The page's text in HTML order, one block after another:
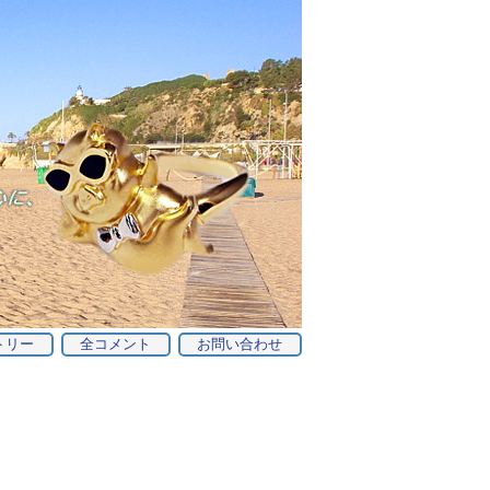
お問い合わせ
全コメント
リー